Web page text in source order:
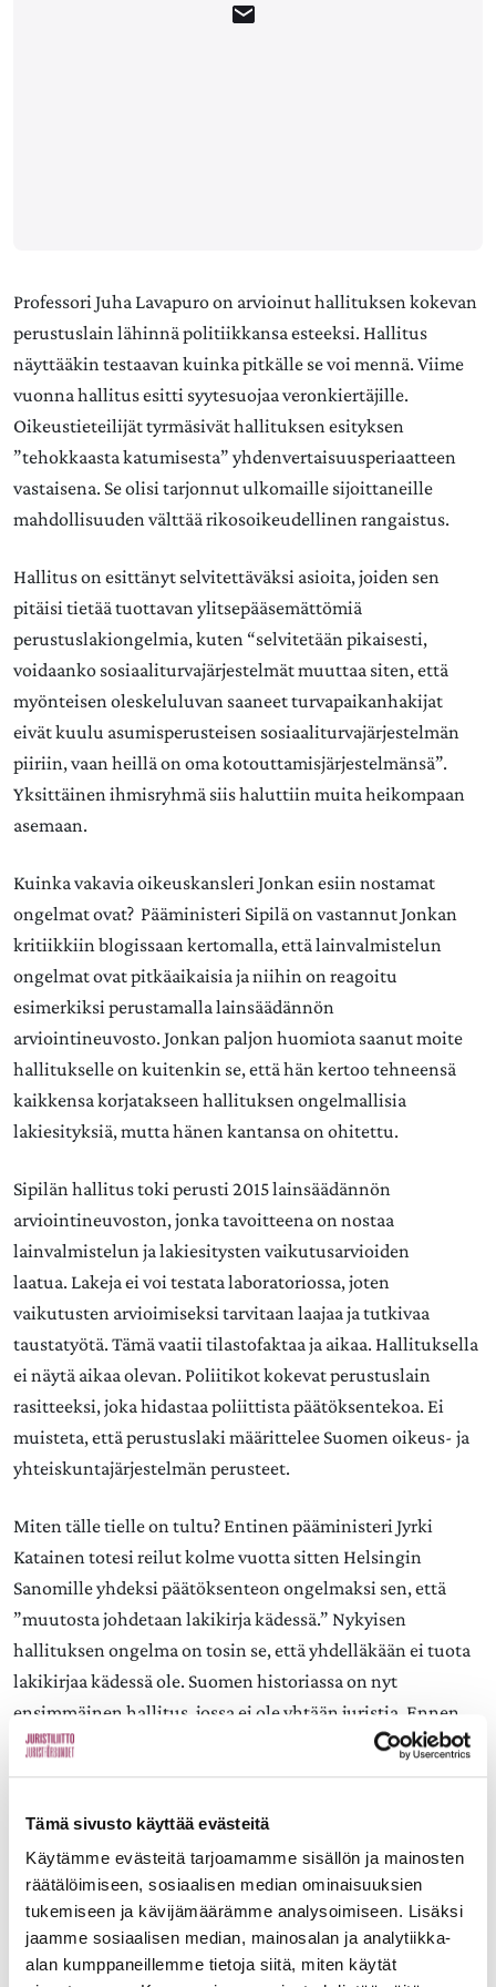
Tämä sivusto käyttää evästeitä
Käytämme evästeitä tarjoamamme sisällön ja mainosten
räätälöimiseen, sosiaalisen median ominaisuuksien
tukemiseen ja kävijämäärämme analysoimiseen. Lisäksi
jaamme sosiaalisen median, mainosalan ja analytiikka-
alan kumppaneillemme tietoja siitä, miten käytät
Professori Juha Lavapuro on arvioinut hallituksen kokevan
perustuslain lähinnä politiikkansa esteeksi. Hallitus
näyttääkin testaavan kuinka pitkälle se voi mennä. Viime
vuonna hallitus esitti syytesuojaa veronkiertäjille.
Oikeustieteilijät tyrmäsivät hallituksen esityksen
”tehokkaasta katumisesta” yhdenvertaisuusperiaatteen
vastaisena. Se olisi tarjonnut ulkomaille sijoittaneille
mahdollisuuden välttää rikosoikeudellinen rangaistus.
Hallitus on esittänyt selvitettäväksi asioita, joiden sen
pitäisi tietää tuottavan ylitsepääsemättömiä
perustuslakiongelmia, kuten “selvitetään pikaisesti,
voidaanko sosiaaliturvajärjestelmät muuttaa siten, että
myönteisen oleskeluluvan saaneet turvapaikanhakijat
eivät kuulu asumisperusteisen sosiaaliturvajärjestelmän
piiriin, vaan heillä on oma kotouttamisjärjestelmänsä”.
Yksittäinen ihmisryhmä siis haluttiin muita heikompaan
asemaan.
Kuinka vakavia oikeuskansleri Jonkan esiin nostamat
ongelmat ovat? Pääministeri Sipilä on vastannut Jonkan
kritiikkiin blogissaan kertomalla, että lainvalmistelun
ongelmat ovat pitkäaikaisia ja niihin on reagoitu
esimerkiksi perustamalla lainsäädännön
arviointineuvosto. Jonkan paljon huomiota saanut moite
hallitukselle on kuitenkin se, että hän kertoo tehneensä
kaikkensa korjatakseen hallituksen ongelmallisia
lakiesityksiä, mutta hänen kantansa on ohitettu.
Sipilän hallitus toki perusti 2015 lainsäädännön
arviointineuvoston, jonka tavoitteena on nostaa
lainvalmistelun ja lakiesitysten vaikutusarvioiden
laatua. Lakeja ei voi testata laboratoriossa, joten
vaikutusten arvioimiseksi tarvitaan laajaa ja tutkivaa
taustatyötä. Tämä vaatii tilastofaktaa ja aikaa. Hallituksella
ei näytä aikaa olevan. Poliitikot kokevat perustuslain
rasitteeksi, joka hidastaa poliittista päätöksentekoa. Ei
muisteta, että perustuslaki määrittelee Suomen oikeus- ja
yhteiskuntajärjestelmän perusteet.
Miten tälle tielle on tultu? Entinen pääministeri Jyrki
Katainen totesi reilut kolme vuotta sitten Helsingin
Sanomille yhdeksi päätöksenteon ongelmaksi sen, että
”muutosta johdetaan lakikirja kädessä.” Nykyisen
hallituksen ongelma on tosin se, että yhdelläkään ei tuota
lakikirjaa kädessä ole. Suomen historiassa on nyt
ensimmäinen hallitus, jossa ei ole yhtään juristia. Ennen
vuotta 2000 vähintään kahdella ministerillä piti olla
juristin koulutus. Vuoden 2000 perustuslaissa nämä
keskustelua. Olisi aika palauttaa juristit hallitukseen. Tämä
ei tietenkään riitä. Hallituksen on selvitettävä miten se
kunnioittaa perustuslakia, ihmisten yhdenvertaisuutta ja
perusoikeuksia. Sen se on velkaa kaikille suomalaisille.